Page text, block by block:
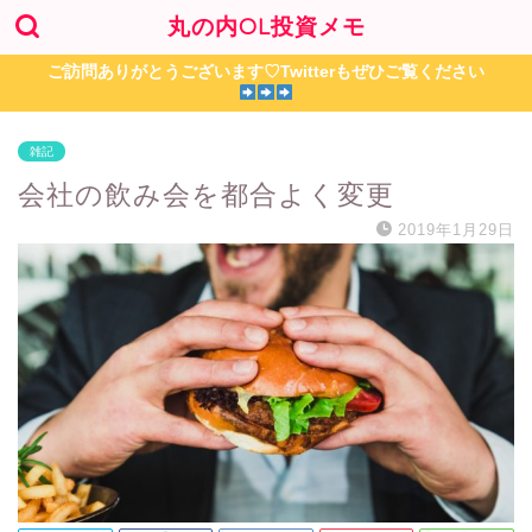
丸の内OL投資メモ
ご訪問ありがとうございます♡Twitterもぜひご覧ください
雑記
会社の飲み会を都合よく変更
2019年1月29日